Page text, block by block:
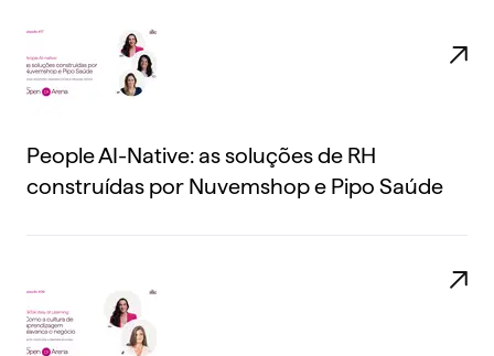
People AI-Native: as soluções de RH
construídas por Nuvemshop e Pipo Saúde